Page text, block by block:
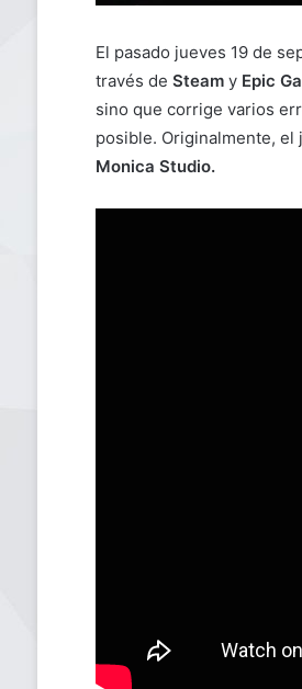
El pasado jueves 19 de
través de Steam y Epic
sino que corrige varios
posible. Originalmente, el
Monica Studio.